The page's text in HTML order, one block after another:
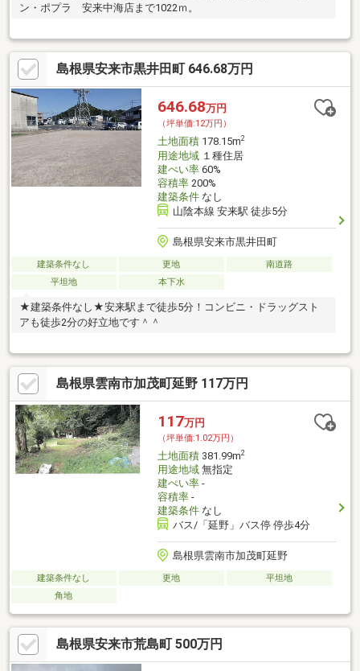
ン・ポプラ 安来中海店まで1022ｍ。
島根県安来市黒井田町 646.68万円
646.68万円
（坪単価:12万円）
土地面積178.15m2
用途地域１種住居
建ぺい率60%
容積率200%
建築条件なし
山陰本線 安来駅 徒歩5分
島根県安来市黒井田町
建築条件なし 更地
南道路
平坦地
本下水
★建築条件なし★安来駅まで徒歩5分！コンビニ・ドラッグスト
アも徒歩2分の好立地です＾＾
島根県雲南市加茂町延野 117万円
117万円
（坪単価:1.02万円）
土地面積381.99m2
用途地域無指定
建ぺい率-
容積率-
建築条件なし
バス/「延野」バス停 停歩4分
島根県雲南市加茂町延野
建築条件なし 更地
平坦地
角地
島根県安来市荒島町 500万円